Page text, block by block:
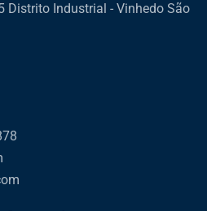
Distrito Industrial - Vinhedo São